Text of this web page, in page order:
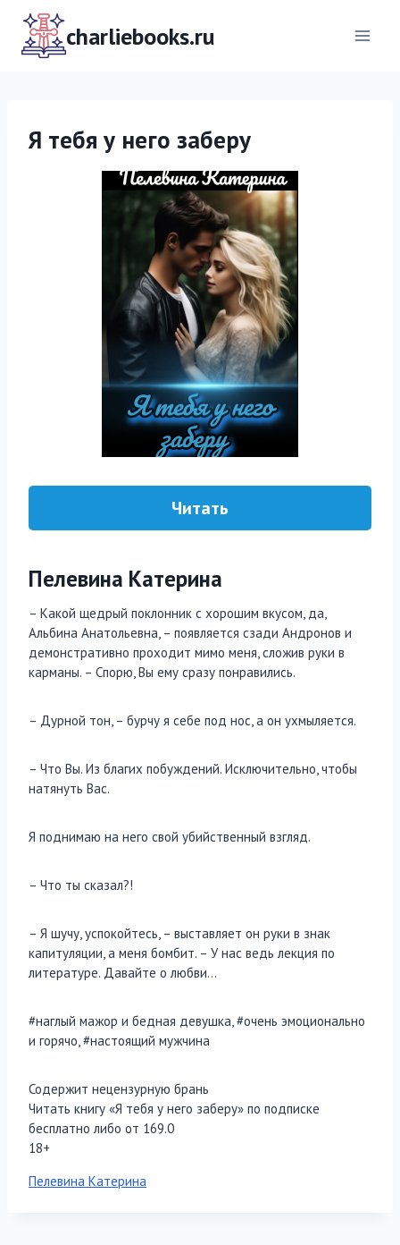
Перейти
содержимомуcharliebooks.ru
Я тебя у него заберу
Читать
Пелевина Катерина
– Какой щедрый поклонник с хорошим вкусом, да,
Альбина Анатольевна, – появляется сзади Андронов и
демонстративно проходит мимо меня, сложив руки в
карманы. – Спорю, Вы ему сразу понравились.
– Дурной тон, – бурчу я себе под нос, а он ухмыляется.
– Что Вы. Из благих побуждений. Исключительно, чтобы
натянуть Вас.
Я поднимаю на него свой убийственный взгляд.
– Что ты сказал?!
– Я шучу, успокойтесь, – выставляет он руки в знак
капитуляции, а меня бомбит. – У нас ведь лекция по
литературе. Давайте о любви…
#наглый мажор и бедная девушка, #очень эмоционально
и горячо, #настоящий мужчина
​​​​​​​Содержит нецензурную брань
Читать книгу «Я тебя у него заберу» по подписке
бесплатно либо от 169.0
18+
Метки
Пелевина Катерина